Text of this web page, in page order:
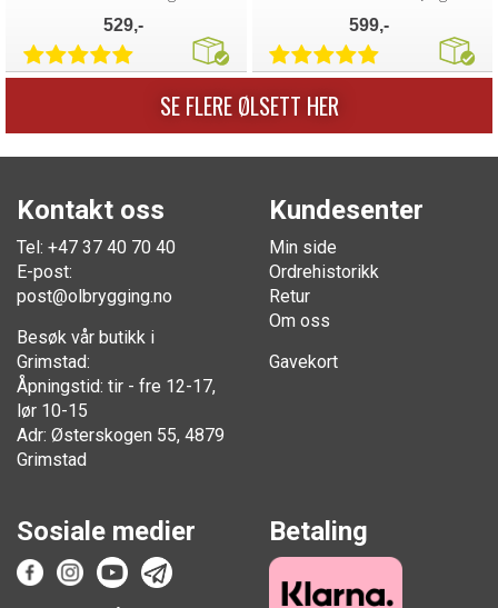
529,- 599,-
SE FLERE ØLSETT HER
Kontakt oss
Tel: +47 37 40 70 40
E-post:
post@olbrygging.no
Besøk vår butikk i
Grimstad:
Åpningstid: tir - fre 12-17,
lør 10-15
Adr: Østerskogen 55, 4879
Grimstad
Kundesenter
Min side
Ordrehistorikk
Retur
Om oss
Gavekort
Sosiale medier Betaling